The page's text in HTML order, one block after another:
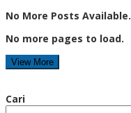
No More Posts Available.
No more pages to load.
View More
Cari